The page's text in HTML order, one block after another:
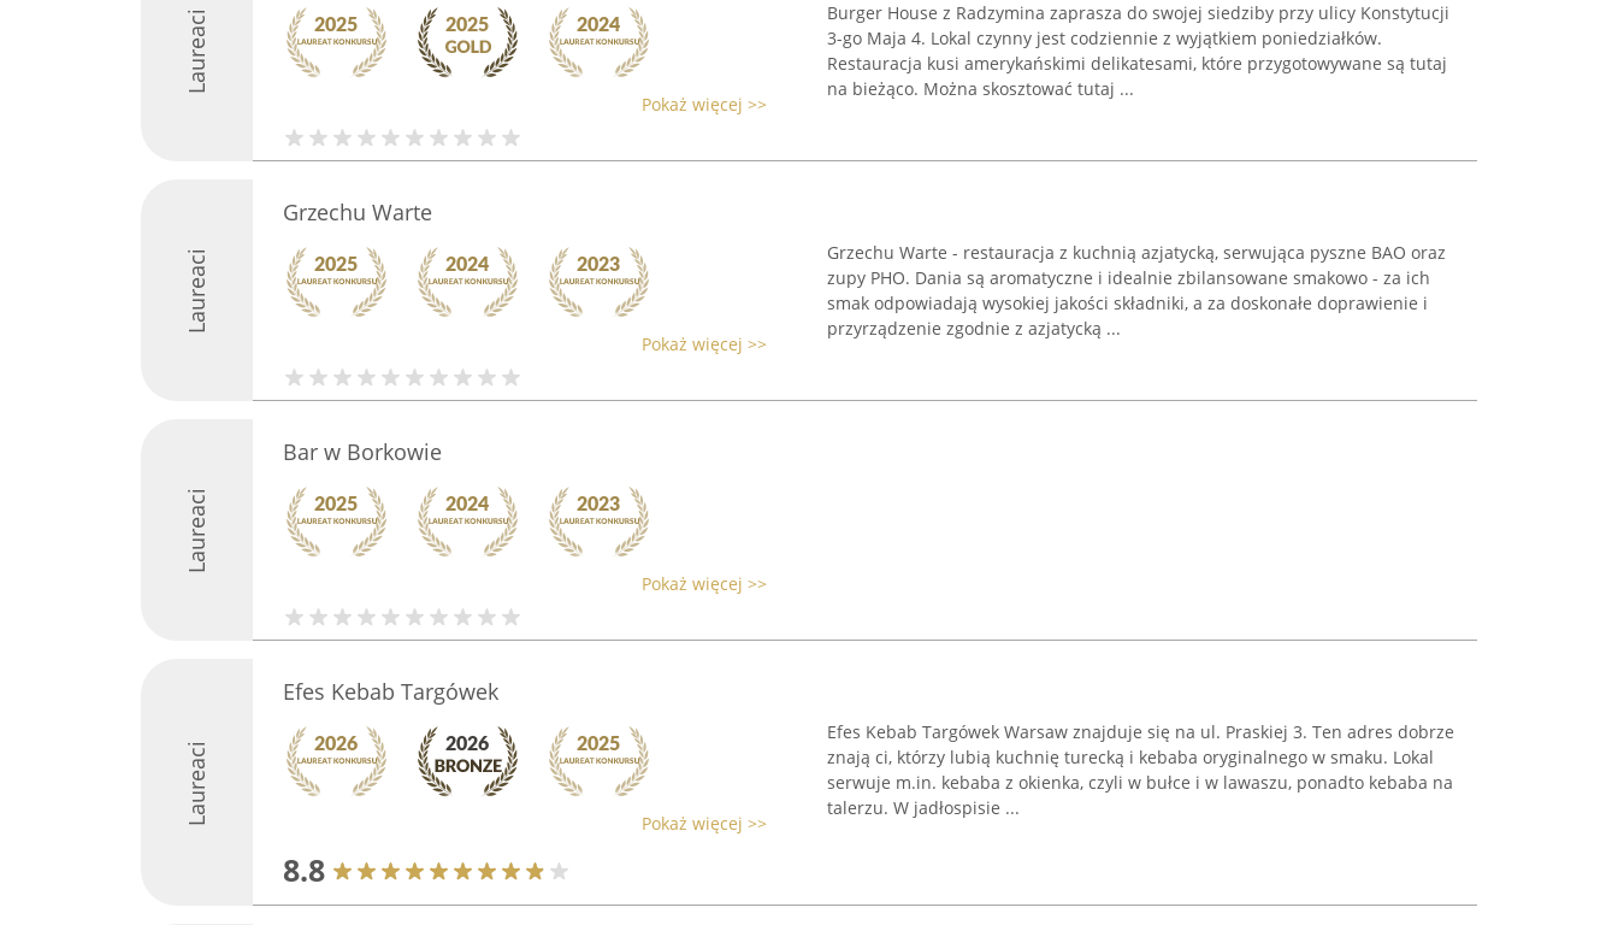
Laureaci
Pokaż więcej >>
Burger House z Radzymina zaprasza do swojej siedziby przy ulicy Konstytucji
3-go Maja 4. Lokal czynny jest codziennie z wyjątkiem poniedziałków.
Restauracja kusi amerykańskimi delikatesami, które przygotowywane są tutaj
na bieżąco. Można skosztować tutaj ...
Laureaci
Grzechu Warte
Pokaż więcej >>
Grzechu Warte - restauracja z kuchnią azjatycką, serwująca pyszne BAO oraz
zupy PHO. Dania są aromatyczne i idealnie zbilansowane smakowo - za ich
smak odpowiadają wysokiej jakości składniki, a za doskonałe doprawienie i
przyrządzenie zgodnie z azjatycką ...
Laureaci
Bar w Borkowie
Pokaż więcej >>
Laureaci
Efes Kebab Targówek
Pokaż więcej >>
8.8
Efes Kebab Targówek Warsaw znajduje się na ul. Praskiej 3. Ten adres dobrze
znają ci, którzy lubią kuchnię turecką i kebaba oryginalnego w smaku. Lokal
serwuje m.in. kebaba z okienka, czyli w bułce i w lawaszu, ponadto kebaba na
talerzu. W jadłospisie ...